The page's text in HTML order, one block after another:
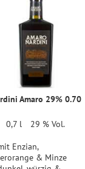
Amaro 29% 0.70
0,7 l 29 % Vol.
Enzian,
& Minze